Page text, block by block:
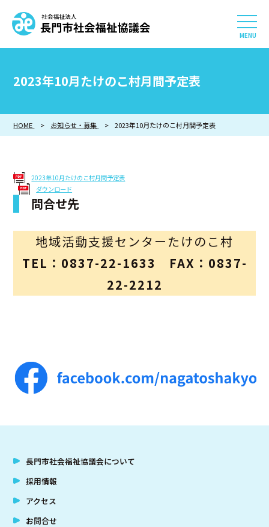
社会福祉法人 長門市社
相談したい
参加したい・貢献したい
利用したい
採用情報
アクセス
2023年10月たけのこ村月間予定表
HOME お知らせ・募集 2023年10月たけのこ村月間予定表
2023年10月たけのこ村月間予定表
ダウンロード
問合せ先
地域活動支援センターたけのこ村
TEL：0837-22-1633 FAX：0837-
22-2212
長門市社会福祉協議会について
採用情報
アクセス
お問合せ